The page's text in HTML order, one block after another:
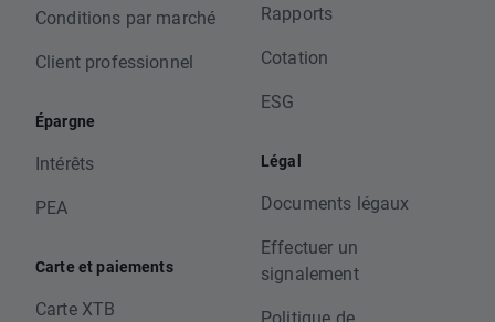
Conditions par marché
Client professionnel
Épargne
Intérêts
PEA
Carte et paiements
Carte XTB
Rapports
Cotation
ESG
Légal
Documents légaux
Effectuer un
signalement